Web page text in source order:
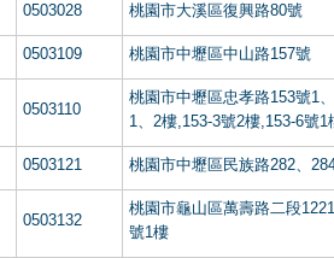
0503028 桃園市大溪區復興路80號
0503109 桃園市中壢區中山路157號
0503110
桃園市中壢區忠孝路153號1
1、2樓,153-3號2樓,153-6號1
0503121 桃園市中壢區民族路282、
0503132
桃園市龜山區萬壽路二段
號1樓